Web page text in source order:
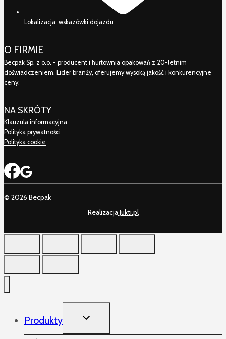
Lokalizacja: wskazówki dojazdu
O FIRMIE
Becpak Sp. z o.o. - producent i hurtownia opakowań z 20-letnim
doświadczeniem. Lider branży, oferujemy wysoką jakość i konkurencyjne
ceny.
NA SKRÓTY
Klauzula informacyjna
Polityka prywatności
Polityka cookie
© 2026 Becpak
RealizacjaJukti.pl
Produkty TOGGLE
CHILD